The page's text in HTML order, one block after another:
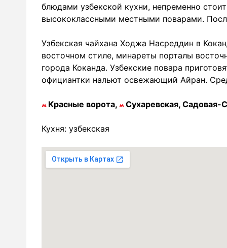
блюдами узбекской кухни, непременно
высококлассными местными поварами.
Узбекская чайхана Ходжа Насреддин в
восточном стиле, минареты порталы
города Коканда. Узбекские повара
официантки нальют освежающий Айран.
Красные ворота, Сухаревская, Садовая-
Кухня: узбекская